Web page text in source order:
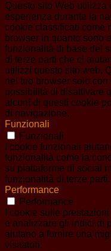
Questo sito Web utilizza
esperienza durante la
cookie classificati come
browser in quanto sono
funzionalità di base del
di terze parti che ci
utilizzi questo sito web.
nel tuo browser solo
possibilità di disattivare
alcuni di questi cookie
di navigazione.
Funzionali
Funzionali
I cookie funzionali
funzionalità come la
su piattaforme di social
funzionalità di terze parti.
Performance
Performance
I cookie sulle
e analizzare gli indici di
aiutano a fornire una
visitatori.